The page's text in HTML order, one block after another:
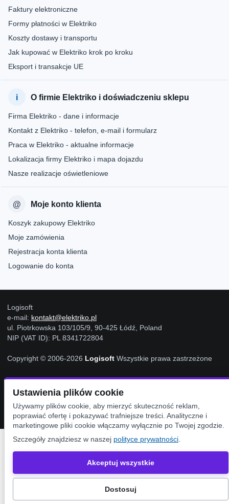
Faktury elektroniczne
Formy płatności w Elektriko
Koszty dostawy i transportu
Jak kupować w Elektriko krok po kroku
Eksport i transakcje UE
O firmie Elektriko i doświadczeniu sklepu
Firma Elektriko - dane i informacje
Kontakt z Elektriko - telefon, e-mail i formularz
Praca w Elektriko - aktualne informacje
Lokalizacja firmy Elektriko i mapa dojazdu
Nasze realizacje oświetleniowe
Moje konto klienta
Koszyk zakupowy Elektriko
Moje zamówienia
Rejestracja konta klienta
Logowanie do konta
Logisoft
e-mail: kontakt@elektriko.pl
ul. Piotrkowska 103/105/9, 90-425 Łódź, Poland
NIP (VAT ID): PL 8341722804
Copyright © 2006-2026 Logisoft Wszystkie prawa zastrzeżone
Ustawienia Cookies
Ustawienia plików cookie
Używamy plików cookie, aby mierzyć skuteczność reklam,
poprawiać ofertę i pokazywać trafniejsze treści. Analityczne i
marketingowe pliki cookie włączamy wyłącznie po Twojej zgodzie.
Szczegóły znajdziesz w naszej polityce prywatności
Akceptuj wszystkie
Dostosuj